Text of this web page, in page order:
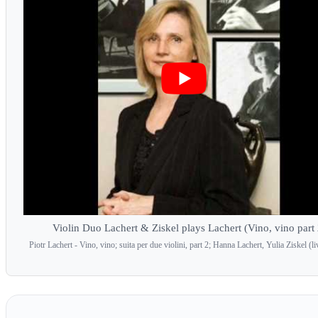
Violin Duo Lachert & Ziskel plays Lachert (Vino, vino part
Piotr Lachert - Vino, vino; suita per due violini, part 2; Hanna Lachert, Yulia Ziskel